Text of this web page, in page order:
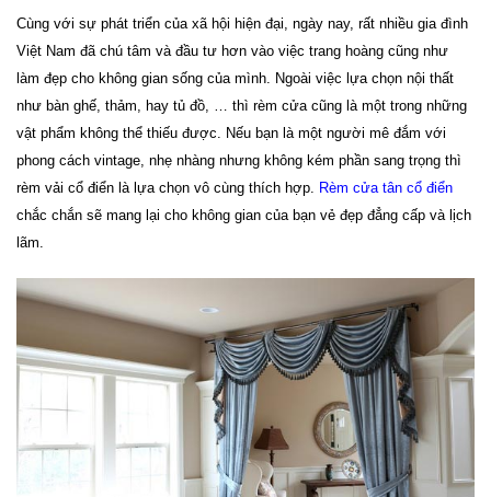
Cùng với sự phát triển của xã hội hiện đại, ngày nay, rất nhiều gia đình
Việt Nam đã chú tâm và đầu tư hơn vào việc trang hoàng cũng như
làm đẹp cho không gian sống của mình. Ngoài việc lựa chọn nội thất
như bàn ghế, thảm, hay tủ đồ, … thì rèm cửa cũng là một trong những
vật phẩm không thể thiếu được. Nếu bạn là một người mê đắm với
phong cách vintage, nhẹ nhàng nhưng không kém phần sang trọng thì
rèm vải cổ điển là lựa chọn vô cùng thích hợp. Rèm cửa tân cổ điển
chắc chắn sẽ mang lại cho không gian của bạn vẻ đẹp đẳng cấp và lịch
lãm.